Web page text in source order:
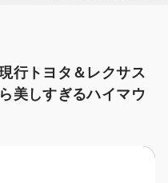
行トヨタ＆レクサス
美しすぎるハイマウ